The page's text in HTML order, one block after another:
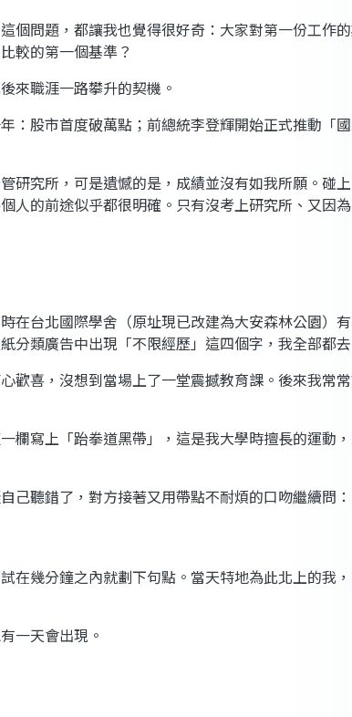
個問題，都讓我也覺得很好奇：大家對第一份工作
較的第一個基準？
來職涯一路攀升的契機。
股市首度破萬點；前總統李登輝開始正式推動「
研究所，可是遺憾的是，成績並沒有如我所願。碰
人的前途似乎都很明確。只有沒考上研究所、又因
在台北國際學舍（原址現已改建為大安森林公園）
分類廣告中出現「不限經歷」這四個字，我全部都去
歡喜，沒想到當場上了一堂震撼教育課。後來我常
欄寫上「跆拳道黑帶」，這是我大學時擅長的運動
己聽錯了，對方接著又用帶點不耐煩的口吻繼續問
在幾分鐘之內就劃下句點。當天特地為此北上的我
一天會出現。